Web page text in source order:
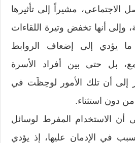
الاجتماعي، مشيراً إلى تأثيرها
وإلى أنها تخفض وتيرة اللقاءات
ما يؤدي إلى إضعاف الروابط
بل حتى بين أفراد الأسرة
إلى أن تلك الأمور لوحِظَت في
من دون استثناء.
أن الاستخدام المفرط لوسائل
في الإدمان عليها، إذ يؤدي